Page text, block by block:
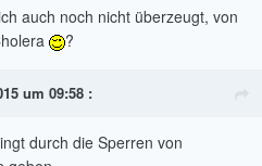
auch noch nicht überzeugt, von
?
um 09:58 :
durch die Sperren von